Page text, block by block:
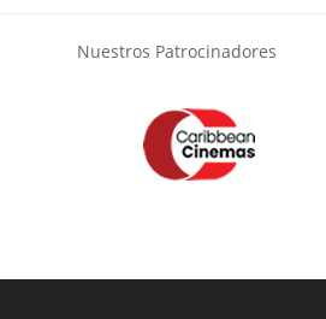
Nuestros Patrocinadores